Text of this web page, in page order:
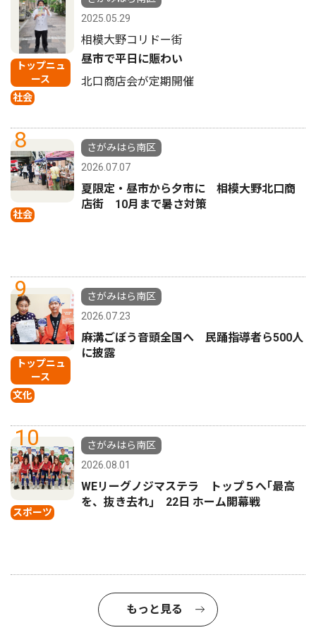
トップニュ
ース
社会
2025.05.29
相模大野コリドー街
昼市で平日に賑わい
北口商店会が定期開催
8
社会
さがみはら南区
2026.07.07
夏限定・昼市から夕市に 相模大野北口商
店街 10月まで暑さ対策
9
トップニュ
ース
文化
さがみはら南区
2026.07.23
麻溝ごぼう音頭全国へ 民踊指導者ら500人
に披露
10
スポーツ
さがみはら南区
2026.08.01
WEリーグノジマステラ トップ５へ｢最高
を、抜き去れ｣ 22日 ホーム開幕戦
もっと見る